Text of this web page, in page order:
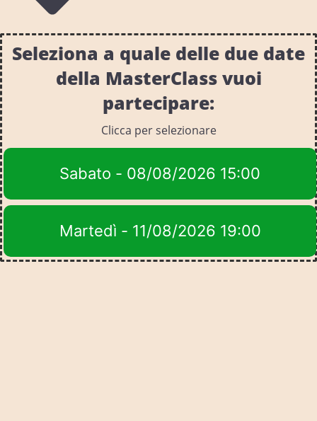
Seleziona a quale delle due date
della MasterClass vuoi
partecipare:
Clicca per selezionare
Sabato - 08/08/2026 15:00
Martedì - 11/08/2026 19:00